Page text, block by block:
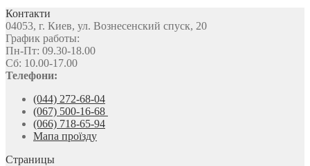
Контакти
04053, г. Киев, ул. Вознесенский спуск, 20
График работы:
Пн-Пт: 09.30-18.00
Сб: 10.00-17.00
Телефони:
(044) 272-68-04
(067) 500-16-68
(066) 718-65-94
Мапа проїзду
Страницы